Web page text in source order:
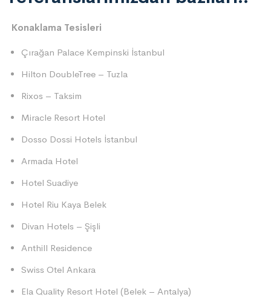
Konaklama Tesisleri
Çırağan Palace Kempinski İstanbul
Hilton DoubleTree – Tuzla
Rixos – Taksim
Miracle Resort Hotel
Dosso Dossi Hotels İstanbul
Armada Hotel
Hotel Suadiye
Hotel Riu Kaya Belek
Divan Hotels – Şişli
Anthill Residence
Swiss Otel Ankara
Ela Quality Resort Hotel (Belek – Antalya)